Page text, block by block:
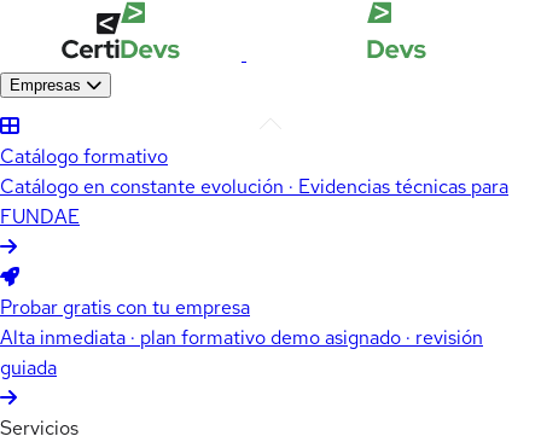
Empresas
Catálogo formativo
Catálogo en constante evolución · Evidencias técnicas para
FUNDAE
Probar gratis con tu empresa
Alta inmediata · plan formativo demo asignado · revisión
guiada
Servicios